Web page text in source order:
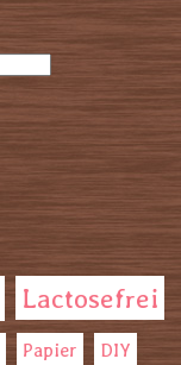
Lactosefrei
Papier DIY